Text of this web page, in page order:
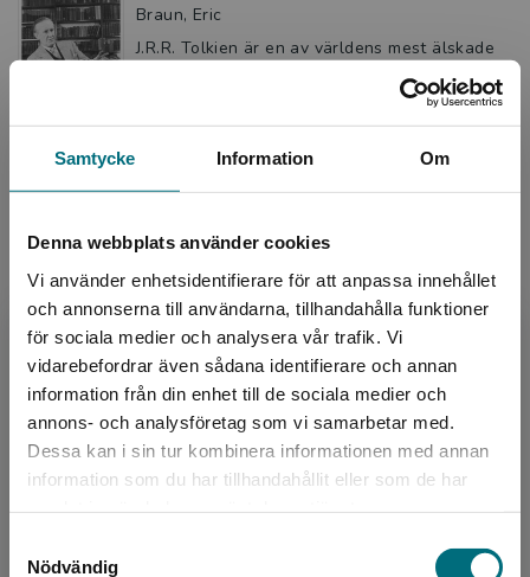
Samtycke Information Om
Denna webbplats använder cookies
Vi använder enhetsidentifierare för att anpassa innehållet
och annonserna till användarna, tillhandahålla funktioner
för sociala medier och analysera vår trafik. Vi
vidarebefordrar även sådana identifierare och annan
information från din enhet till de sociala medier och
annons- och analysföretag som vi samarbetar med.
Dessa kan i sin tur kombinera informationen med annan
information som du har tillhandahållit eller som de har
Nödvändig
Begränsad fraktregion
Det verkar som att du besöker
Braun, Eric
J.R.R. Tolkien är en av världens mest älskade
ung man stred han i första världskriget. Ändå
inkl. moms
Fridolina Rolfö är en av Sveriges främsta
fotbollsstjärnor. Hon har spelat i flera av
Europas bästa lag och vunnit Champions
League med Barcelona. ...
154 krinkl. moms
Exkl. moms: 145 kr
Livet på planen - Fridolina Rolfö (e-